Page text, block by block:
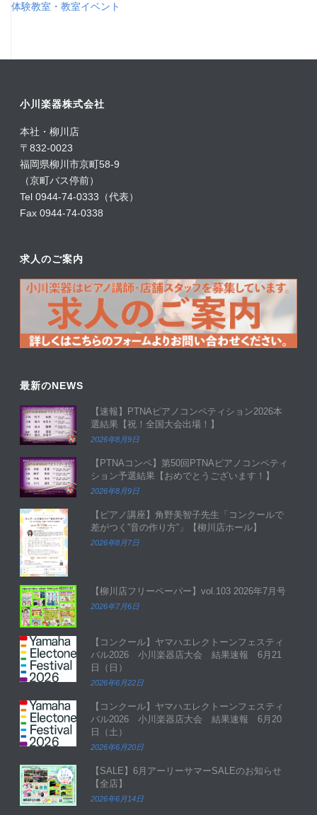
体験教室・教室イベント
小川楽器株式会社
本社・柳川店
〒832-0023
福岡県柳川市京町58-9
（京町バス停前）
Tel 0944-74-0333（代表）
Fax 0944-74-0338
求人のご案内
最新のNEWS
【速報】PTNAピアノコンペティション2026本
選結果【祝！全国大会出場！】
2026年8月9日
【PTNAコンペ】第50回PTNAピアノコンペティ
ション予選結果【おめでとうございます！】
2026年8月9日
【ピアノ講座】角野美智子先生「コンクールで
差がつく”音の作り方”」【柳川店ホール】
2026年8月7日
【柳川店フリーペーパー】vol.103 2026年7月号
2026年7月6日
【コンクール】ヤマハエレクトーンフェスティ
バル2026 小川楽器店大会 結果速報 6月21
日（日）
2026年6月22日
【コンクール】ヤマハエレクトーンフェスティ
バル2026 小川楽器店大会 結果速報 6月20
日（土）
2026年6月20日
【SALE】6月アーリーサマーSALEのお知らせ
【全店】
2026年6月14日